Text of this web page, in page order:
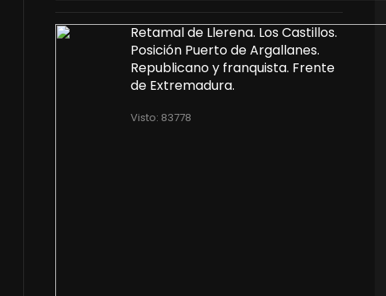
Retamal de Llerena. Los Castillos.
Posición Puerto de Argallanes.
Republicano y franquista. Frente
de Extremadura.
Visto: 83778